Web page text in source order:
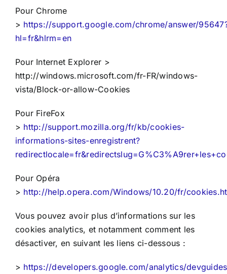
Pour Chrome
> https://support.google.com/chrome/answer/
hl=fr&hlrm=en
Pour Internet Explorer >
http://windows.microsoft.com/fr-FR/windows-
vista/Block-or-allow-Cookies
Pour FireFox
> http://support.mozilla.org/fr/kb/cookies-
informations-sites-enregistrent?
Pour Opéra
> http://help.opera.com/Windows/10.20/fr/
Vous pouvez avoir plus d’informations sur les
cookies analytics, et notamment comment les
désactiver, en suivant les liens ci-dessous :
> https://developers.google.com/analytics/